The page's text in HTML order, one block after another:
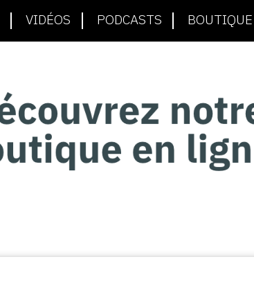
VIDÉOS PODCASTS BOUTIQUE